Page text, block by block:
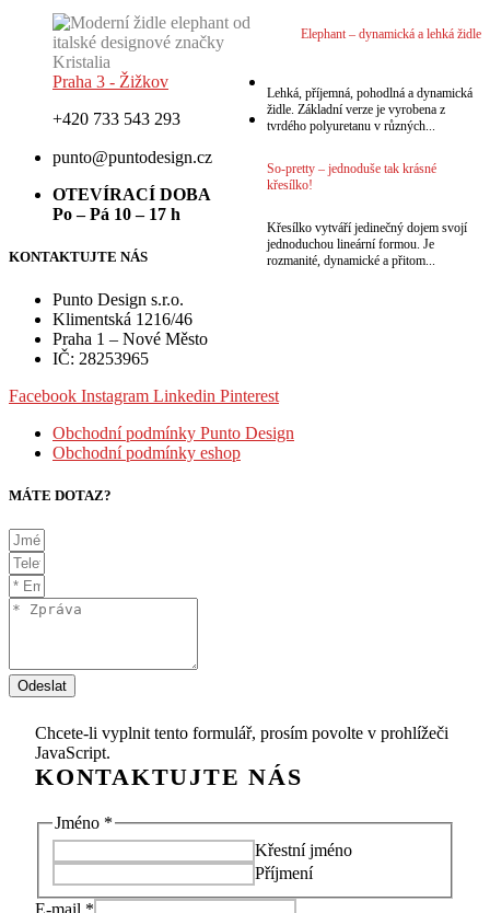
Elephant – dynamická a lehká židle
Lehká, příjemná, pohodlná a dynamická
židle. Základní verze je vyrobena z
tvrdého polyuretanu v různých...
So-pretty – jednoduše tak krásné
křesílko!
Křesílko vytváří jedinečný dojem svojí
jednoduchou lineární formou. Je
rozmanité, dynamické a přitom...
Praha 3 - Žižkov
+420 733 543 293
punto@puntodesign.cz
OTEVÍRACÍ DOBA
Po – Pá 10 – 17 h
KONTAKTUJTE NÁS
Punto Design s.r.o.
Klimentská 1216/46
Praha 1 – Nové Město
IČ: 28253965
Facebook Instagram Linkedin Pinterest
Obchodní podmínky Punto Design
Obchodní podmínky eshop
MÁTE DOTAZ?
Odeslat
Chcete-li vyplnit tento formulář, prosím povolte v prohlížeči
JavaScript.
E-
mail
Komentář
Jméno
Jméno *
Křestní jméno
Příjmení
E-mail *